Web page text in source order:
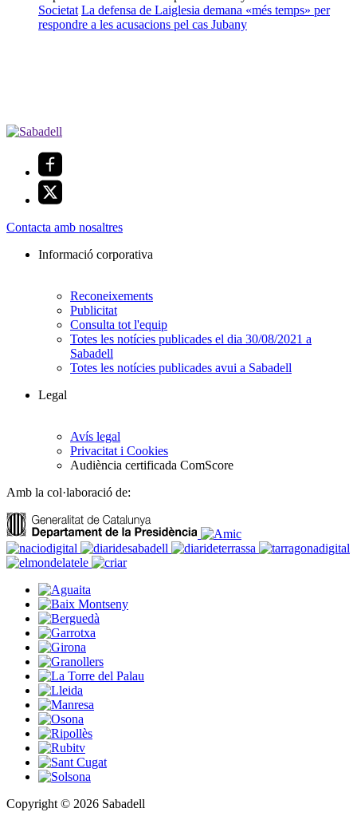
Societat La defensa de Laiglesia demana «més temps» per
respondre a les acusacions pel cas Jubany
Contacta amb nosaltres
Informació corporativa
Reconeixements
Publicitat
Consulta tot l'equip
Totes les notícies publicades el dia 30/08/2021 a
Sabadell
Totes les notícies publicades avui a Sabadell
Legal
Avís legal
Privacitat i Cookies
Audiència certificada ComScore
Amb la col·laboració de:
Copyright © 2026 Sabadell